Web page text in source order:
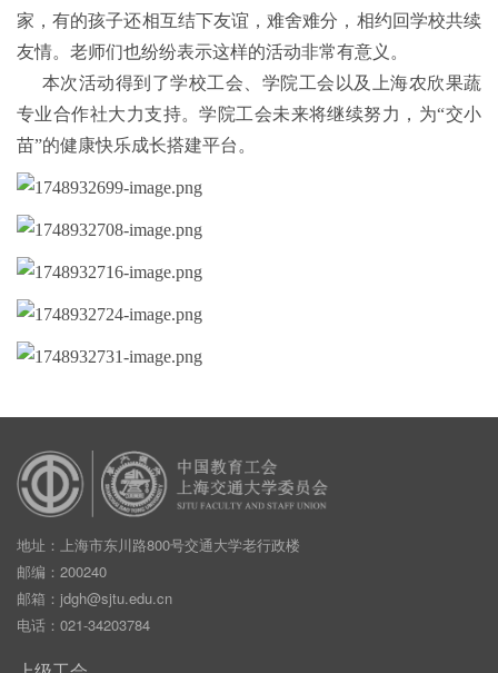
家，有的孩子还相互结下友谊，难舍难分，相约回学校共续
友情。老师们也纷纷表示这样的活动非常有意义。
本次活动得到了学校工会、学院工会以及上海农欣果蔬
专业合作社大力支持。学院工会未来将继续努力，为“交小
苗”的健康快乐成长搭建平台。
地址：上海市东川路800号交通大学老行政楼
邮编：200240
邮箱： jdgh@sjtu.edu.cn
电话：021-34203784